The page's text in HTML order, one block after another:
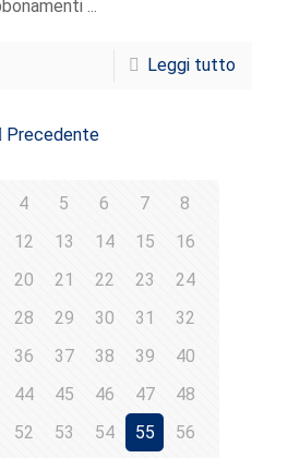
...
Leggi tutto
Precedente
4 5 6 7
8
12 13 14 15
16
20 21 22 23
24
28 29 30 31
32
36 37 38 39
40
44 45 46 47
48
52 53 54 55
56